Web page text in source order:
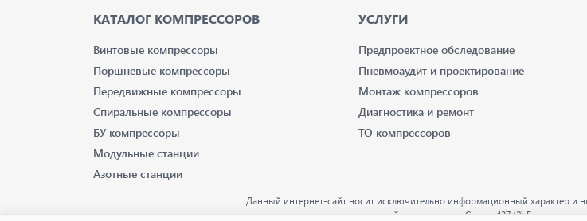
КАТАЛОГ КОМПРЕССОРОВ
Винтовые компрессоры
Поршневые компрессоры
Передвижные компрессоры
Спиральные компрессоры
БУ компрессоры
Модульные станции
Азотные станции
УСЛУГИ
Предпроектное обследование
Пневмоаудит и проектирование
Монтаж компрессоров
Диагностика и ремонт
ТО компрессоров
Данный интернет-сайт носит исключительно информационный характер и
определяемой положениями Статьи 437 (2)